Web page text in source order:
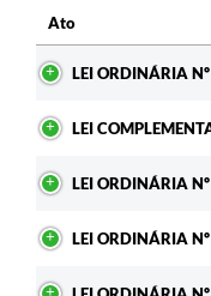
Ato
LEI ORDINÁRIA
LEI
LEI ORDINÁRIA
LEI ORDINÁRIA